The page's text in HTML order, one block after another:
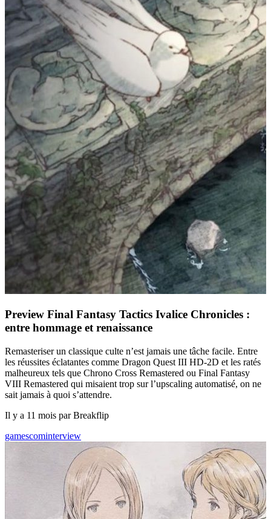
Preview Final Fantasy Tactics Ivalice Chronicles :
entre hommage et renaissance
Remasteriser un classique culte n’est jamais une tâche facile. Entre
les réussites éclatantes comme Dragon Quest III HD-2D et les ratés
malheureux tels que Chrono Cross Remastered ou Final Fantasy
VIII Remastered qui misaient trop sur l’upscaling automatisé, on ne
sait jamais à quoi s’attendre.
Il y a 11 mois par Breakflip
gamescominterview